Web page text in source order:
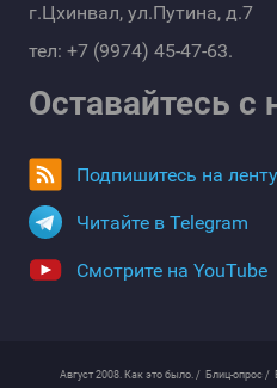
г.Цхинвал, ул.Путина, д.7
тел: +7 (9974) 45-47-63.
Оставайтесь с
Подпишитесь на
Читайте в Telegram
Смотрите на YouTube
Август 2008. Как это было. / Блиц-опрос /